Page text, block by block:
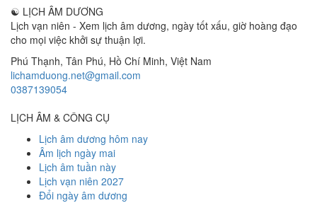
☯ LỊCH ÂM DƯƠNG
Lịch vạn niên - Xem lịch âm dương, ngày tốt xấu, giờ hoàng đạo
cho mọi việc khởi sự thuận lợi.
Phú Thạnh, Tân Phú, Hồ Chí Minh, Việt Nam
lichamduong.net@gmail.com
0387139054
LỊCH ÂM & CÔNG CỤ
Lịch âm dương hôm nay
Âm lịch ngày mai
Lịch âm tuần này
Lịch vạn niên 2027
Đổi ngày âm dương